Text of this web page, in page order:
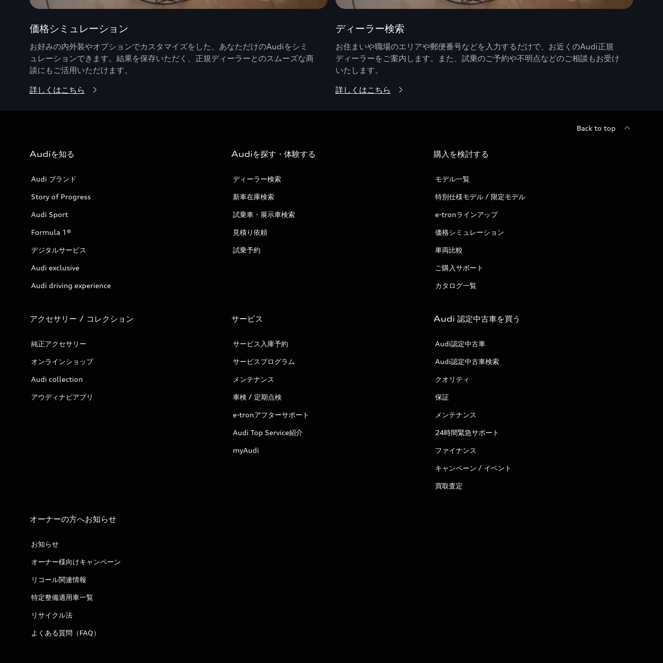
価格シミュレーション
お好みの内外装やオプションでカスタマイズをした、あなただけのAudiをシミ
ュレーションできます。結果を保存いただく、正規ディーラーとのスムーズな商
談にもご活用いただけます。
詳しくはこちら
ディーラー検索
お住まいや職場のエリアや郵便番号などを入力するだけで、お近くのAudi正規
ディーラーをご案内します。また、試乗のご予約や不明点などのご相談もお受け
いたします。
詳しくはこちら
Back to top
Audiを知る
Audi ブランド
Story of Progress
Audi Sport
Formula 1®
デジタルサービス
Audi exclusive
Audi driving experience
Audiを探す・体験する
ディーラー検索
新車在庫検索
試乗車・展示車検索
見積り依頼
試乗予約
購入を検討する
モデル一覧
特別仕様モデル / 限定モデル
e-tronラインアップ
価格シミュレーション
車両比較
ご購入サポート
カタログ一覧
アクセサリー / コレクション
純正アクセサリー
オンラインショップ
Audi collection
アウディナビアプリ
サービス
サービス入庫予約
サービスプログラム
メンテナンス
車検 / 定期点検
e-tronアフターサポート
Audi Top Service紹介
myAudi
Audi 認定中古車を買う
Audi認定中古車
Audi認定中古車検索
クオリティ
保証
メンテナンス
24時間緊急サポート
ファイナンス
キャンペーン / イベント
買取査定
オーナーの方へお知らせ
お知らせ
オーナー様向けキャンペーン
リコール関連情報
特定整備適用車一覧
リサイクル法
よくある質問（FAQ）